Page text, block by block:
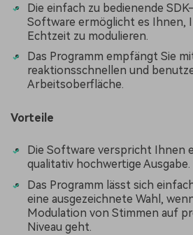
Die einfach zu bedienende
Software ermöglicht es Ihnen,
Echtzeit zu modulieren.
Das Programm empfängt Sie
reaktionsschnellen und
Arbeitsoberfläche.
Vorteile
Die Software verspricht Ihnen
qualitativ hochwertige Ausgabe.
Das Programm lässt sich
eine ausgezeichnete Wahl,
Modulation von Stimmen auf
Niveau geht.